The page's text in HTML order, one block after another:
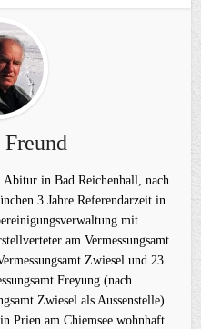
Abitur in Bad Reichenhall, nach
3 Jahre Referendarzeit in
mit
am Vermessungsamt
Zwiesel und 23
Freyung (nach
Zwiesel als Aussenstelle).
Prien am Chiemsee wohnhaft.